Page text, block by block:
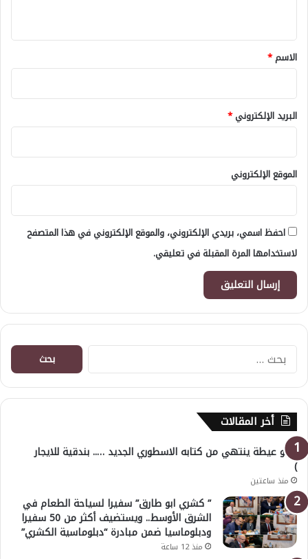
*
الاسم*
البريد الإلكتروني*
الموقع الإلكتروني
احفظ اسمي، بريدي الإلكتروني، والموقع الإلكتروني في هذا المتصفح
لاستخدامها المرة المقبلة في تعليقي.
البحث
عن:
أخر المقالات
( أبو عيطة ينتهي من كتابه الاسطوري الجديد ….. بندقية للايجار
)
منذ ساعتين
” كشري ابو طارق” سفيرا لسياحة الطعام في
الشرق الأوسط.. ويستضيف أكثر من 50 سفيرا
ودبلوماسيا ضمن مبادرة “دبلوماسية الكشري”
منذ 12 ساعة